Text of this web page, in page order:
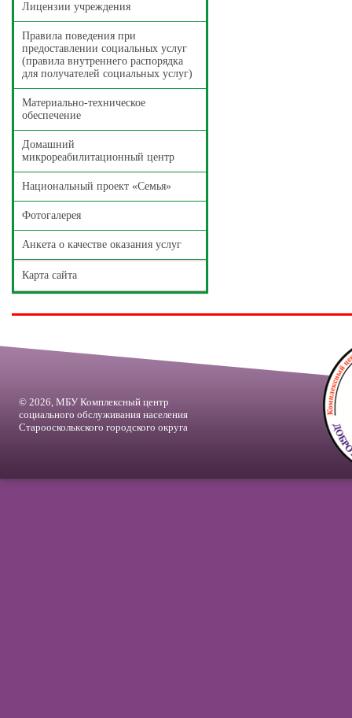
Лицензии учреждения
Правила поведения при
предоставлении социальных услуг
(правила внутреннего распорядка
для получателей социальных услуг)
Материально-техническое
обеспечение
Домашний
микрореабилитационный центр
Национальный проект «Семья»
Фотогалерея
Анкета о качестве оказания услуг
Карта сайта
© 2026, МБУ Комплексный центр
социального обслуживания населения
Староосколькского городского округа